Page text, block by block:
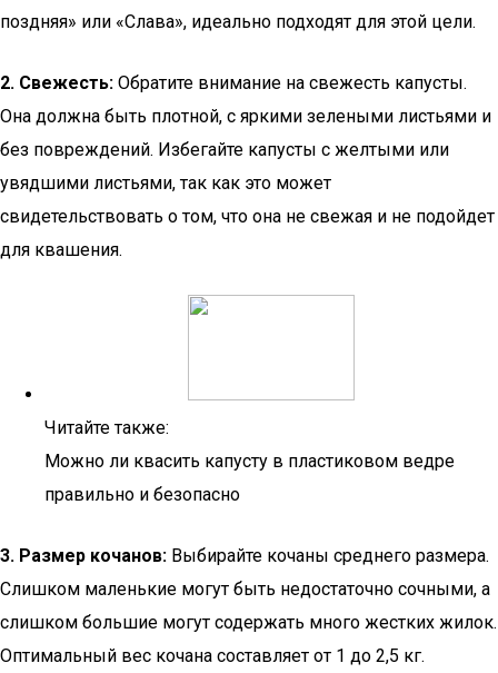
поздняя» или «Слава», идеально подходят для этой цели.
2. Свежесть: Обратите внимание на свежесть капусты.
Она должна быть плотной, с яркими зелеными листьями и
без повреждений. Избегайте капусты с желтыми или
увядшими листьями, так как это может
свидетельствовать о том, что она не свежая и не подойдет
для квашения.
Читайте также:
Можно ли квасить капусту в пластиковом ведре
правильно и безопасно
3. Размер кочанов: Выбирайте кочаны среднего размера.
Слишком маленькие могут быть недостаточно сочными, а
слишком большие могут содержать много жестких жилок.
Оптимальный вес кочана составляет от 1 до 2,5 кг.